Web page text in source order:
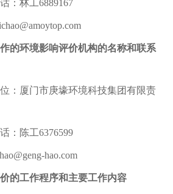
：林工6889167
的环境影响评价机构的名称和联系
：厦门市庚壕环境科技集团有限责
：陈工6376599
hao.com
的工作程序和主要工作内容